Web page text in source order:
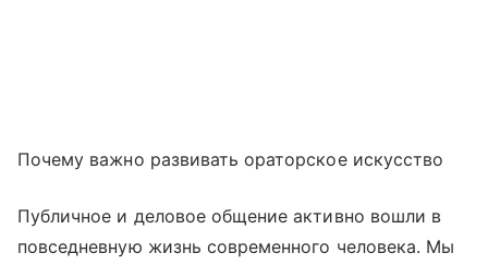
Почему важно развивать ораторское искусство
Публичное и деловое общение активно вошли в
повседневную жизнь современного человека. Мы